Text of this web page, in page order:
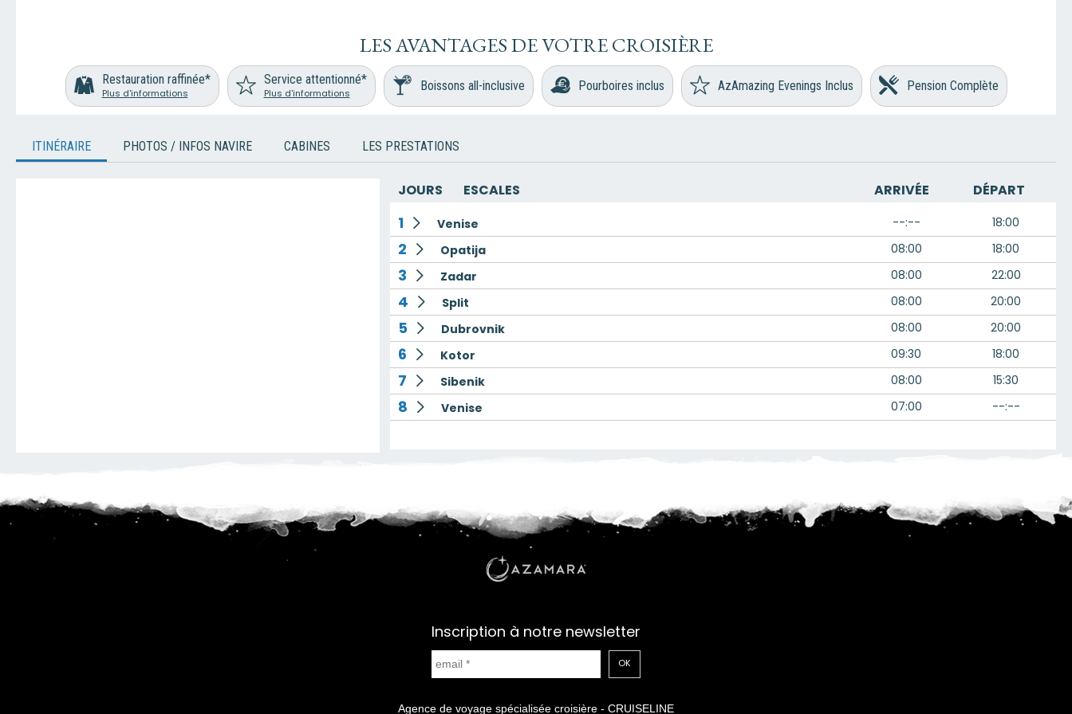
LES AVANTAGES DE VOTRE CROISIÈRE
Restauration raffinée*
Plus d'informations
Service attentionné*
Plus d'informations Boissons all-inclusive Pourboires inclus AzAmazing Evenings Inclus Pension Complète
ITINÉRAIRE PHOTOS / INFOS NAVIRE CABINES LES PRESTATIONS
JOURS ESCALES ARRIVÉE DÉPART
1 Venise --:-- 18:00
2 Opatija 08:00 18:00
3 Zadar 08:00 22:00
4 Split 08:00 20:00
5 Dubrovnik 08:00 20:00
6 Kotor 09:30 18:00
7 Sibenik 08:00 15:30
8 Venise 07:00 --:--
Inscription à notre newsletter
OK
Agence de voyage spécialisée croisière - CRUISELINE